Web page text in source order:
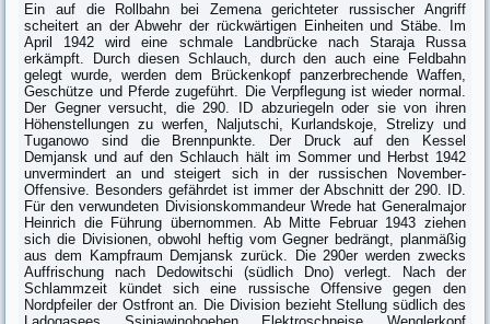
Ein auf die Rollbahn bei Zemena gerichteter russischer Angriff
scheitert an der Abwehr der rückwärtigen Einheiten und Stäbe. Im
April 1942 wird eine schmale Landbrücke nach Staraja Russa
erkämpft. Durch diesen Schlauch, durch den auch eine Feldbahn
gelegt wurde, werden dem Brückenkopf panzerbrechende Waffen,
Geschütze und Pferde zugeführt. Die Verpflegung ist wieder normal.
Der Gegner versucht, die 290. ID abzuriegeln oder sie von ihren
Höhenstellungen zu werfen¸ Naljutschi, Kurlandskoje, Strelizy und
Tuganowo sind die Brennpunkte. Der Druck auf den Kessel
Demjansk und auf den Schlauch hält im Sommer und Herbst 1942
unvermindert an und steigert sich in der russischen November-
Offensive. Besonders gefährdet ist immer der Abschnitt der 290. ID.
Für den verwundeten Divisionskommandeur Wrede hat Generalmajor
Heinrich die Führung übernommen. Ab Mitte Februar 1943 ziehen
sich die Divisionen, obwohl heftig vom Gegner bedrängt, planmäßig
aus dem Kampfraum Demjansk zurück. Die 290er werden zwecks
Auffrischung nach Dedowitschi (südlich Dno) verlegt. Nach der
Schlammzeit kündet sich eine russische Offensive gegen den
Nordpfeiler der Ostfront an. Die Division bezieht Stellung südlich des